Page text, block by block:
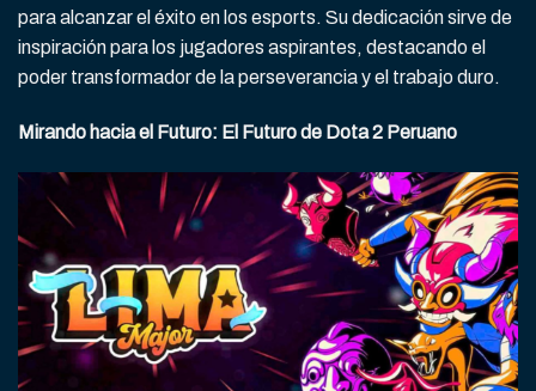
para alcanzar el éxito en los esports. Su dedicación sirve de
inspiración para los jugadores aspirantes, destacando el
poder transformador de la perseverancia y el trabajo duro.
Mirando hacia el Futuro: El Futuro de Dota 2 Peruano